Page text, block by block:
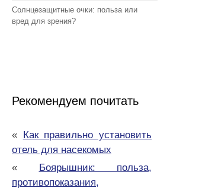
Солнцезащитные очки: польза или
вред для зрения?
Рекомендуем почитать
«
Как правильно установить
отель для насекомых
«
Боярышник: польза,
противопоказания,